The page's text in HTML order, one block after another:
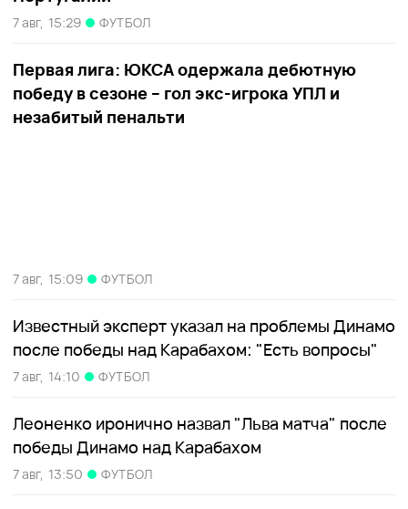
7 авг, 15:29 ФУТБОЛ
Первая лига: ЮКСА одержала дебютную
победу в сезоне – гол экс-игрока УПЛ и
незабитый пенальти
7 авг, 15:09 ФУТБОЛ
Известный эксперт указал на проблемы Динамо
после победы над Карабахом: "Есть вопросы"
7 авг, 14:10 ФУТБОЛ
Леоненко иронично назвал "Льва матча" после
победы Динамо над Карабахом
7 авг, 13:50 ФУТБОЛ